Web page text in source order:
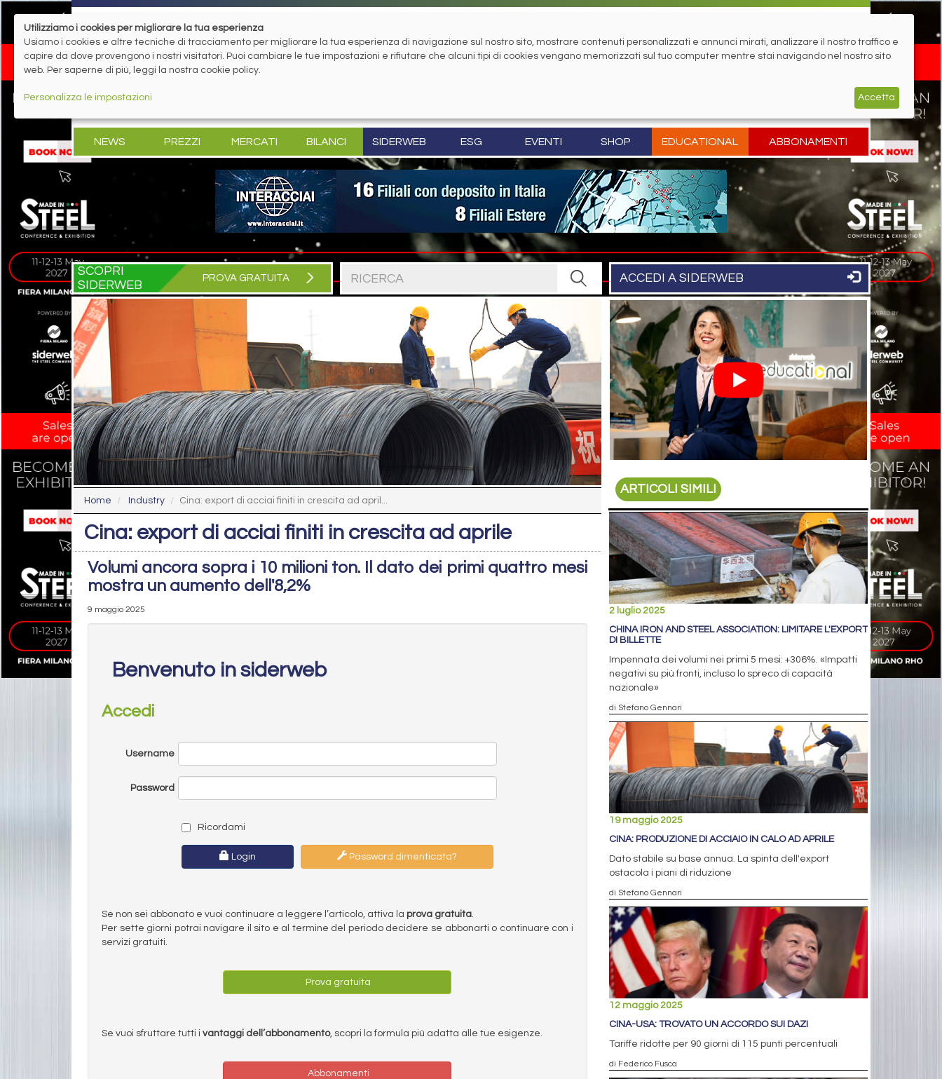
NEWS PREZZI MERCATI BILANCI SIDERWEB ESG EVENTI SHOP EDUCATIONAL ABBONAMENTI
SCOPRI
SIDERWEB
PROVA GRATUITA ACCEDI A SIDERWEB
Home Industry Cina: export di acciai finiti in crescita ad april...
Cina: export di acciai finiti in crescita ad aprile
Volumi ancora sopra i 10 milioni ton. Il dato dei primi quattro mesi
mostra un aumento dell'8,2%
9 maggio 2025
Benvenuto in siderweb
Accedi
Username
Password
Ricordami
Login Password dimenticata?
Se non sei abbonato e vuoi continuare a leggere l’articolo, attiva la prova gratuita.
Per sette giorni potrai navigare il sito e al termine del periodo decidere se abbonarti o continuare con i
servizi gratuiti.
Prova gratuita
Se vuoi sfruttare tutti i vantaggi dell’abbonamento, scopri la formula più adatta alle tue esigenze.
Abbonamenti
ARTICOLI SIMILI
2 luglio 2025
CHINA IRON AND STEEL ASSOCIATION: LIMITARE L'EXPORT
DI BILLETTE
Impennata dei volumi nei primi 5 mesi: +306%. «Impatti
negativi su più fronti, incluso lo spreco di capacità
nazionale»
di Stefano Gennari
19 maggio 2025
CINA: PRODUZIONE DI ACCIAIO IN CALO AD APRILE
Dato stabile su base annua. La spinta dell'export
ostacola i piani di riduzione
di Stefano Gennari
12 maggio 2025
CINA-USA: TROVATO UN ACCORDO SUI DAZI
Tariffe ridotte per 90 giorni di 115 punti percentuali
di Federico Fusca
Utilizziamo i cookies per migliorare la tua esperienza
Usiamo i cookies e altre tecniche di tracciamento per migliorare la tua esperienza di navigazione sul nostro sito, mostrare contenuti personalizzati e annunci mirati, analizzare il nostro traffico e
capire da dove provengono i nostri visitatori. Puoi cambiare le tue impostazioni e rifiutare che alcuni tipi di cookies vengano memorizzati sul tuo computer mentre stai navigando nel nostro sito
web. Per saperne di più, leggi la nostra cookie policy.
Personalizza le impostazioni Accetta